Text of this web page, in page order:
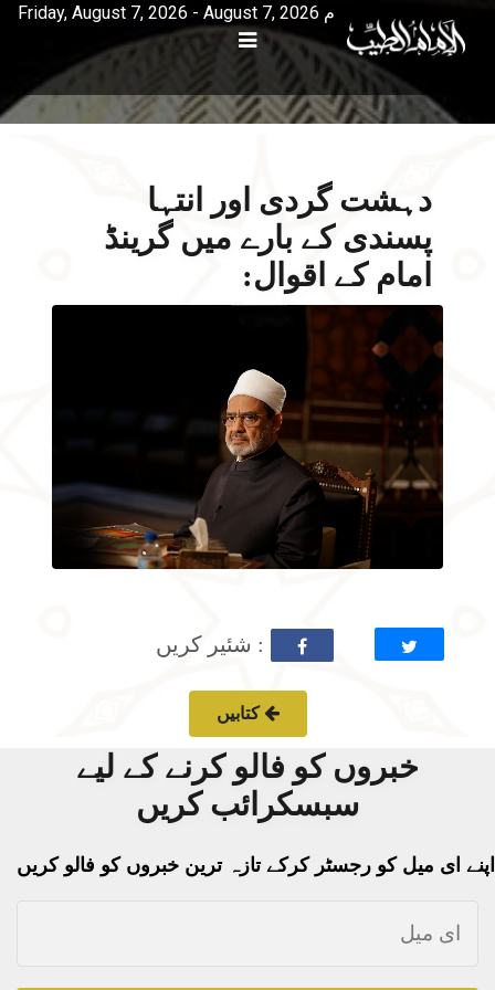
Friday, August 7, 2026 - August 7, 2026 م
دہشت گردی اور انتہا
پسندی کے بارے میں گرینڈ
امام کے اقوال:
: شئیر کریں
کتابیں
خبروں کو فالو کرنے کے لیے
سبسکرائب کریں
اپنے ای میل کو رجسٹر کرکے تازہ ترین خبروں کو فالو کریں